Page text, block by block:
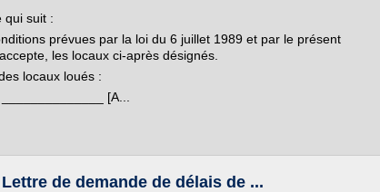
qui suit :
prévues par la loi du 6 juillet 1989 et par le présent
les locaux ci-après désignés.
locaux loués :
[A...
de demande de délais de ...